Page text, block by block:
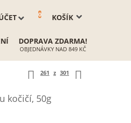
KOŠÍK
0
DOPRAVA ZDARMA!
OBJEDNÁVKY NAD 849 KČ
261 z 301
kočičí, 50g